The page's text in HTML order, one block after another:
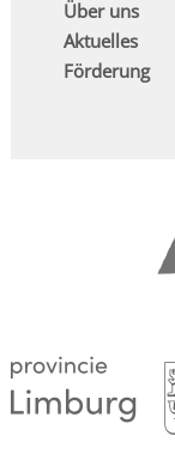
Über uns
Aktuelles
Förderung